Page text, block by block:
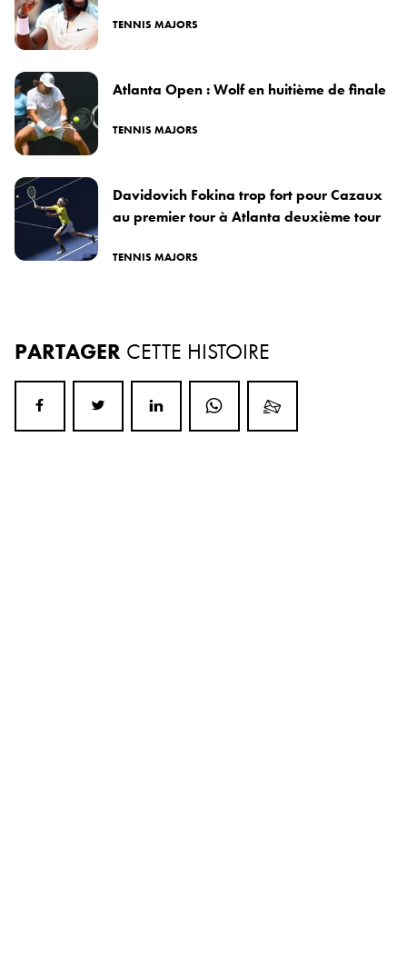
TENNIS MAJORS
Atlanta Open : Wolf en huitième de finale
TENNIS MAJORS
Davidovich Fokina trop fort pour Cazaux
au premier tour à Atlanta deuxième tour
TENNIS MAJORS
PARTAGER CETTE HISTOIRE